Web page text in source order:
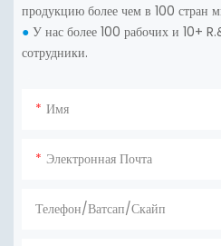
продукцию более чем в 100 стран
● У нас более 100 рабочих и 10+
сотрудники.
Имя
Электронная Почта
Телефон/ватсап/скайп